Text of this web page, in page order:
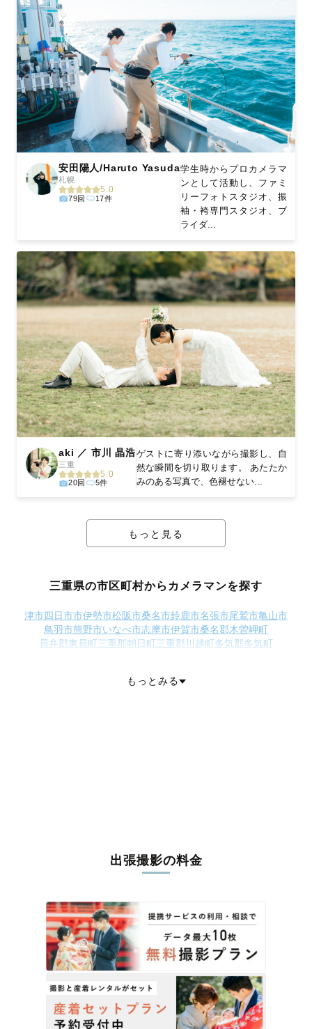
安田陽人/Haruto Yasuda
札幌
5.0
79回 17件
学生時からプロカメラマ
ンとして活動し、ファミ
リーフォトスタジオ、振
袖・袴専門スタジオ、ブ
ライダ...
aki ／ 市川 晶浩
三重
5.0
20回 5件
ゲストに寄り添いながら撮影し、自
然な瞬間を切り取ります。 あたたか
みのある写真で、色褪せない...
もっと見る
三重県の市区町村からカメラマンを探す
津市四日市市伊勢市松阪市桑名市鈴鹿市名張市尾鷲市亀山市
鳥羽市熊野市いなべ市志摩市伊賀市桑名郡木曽岬町
員弁郡東員町三重郡朝日町三重郡川越町多気郡多気町
南牟婁郡紀宝町
もっとみる
出張撮影の料金